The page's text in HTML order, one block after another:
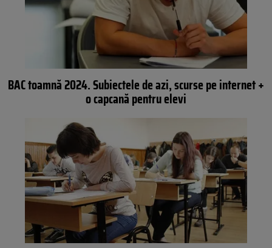
BAC toamnă 2024. Subiectele de azi, scurse pe internet +
o capcană pentru elevi